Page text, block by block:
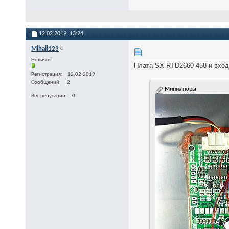
12.02.2019, 13:24
Mihail123
Новичок
Регистрация
12.02.2019
Сообщений
2
Вес репутации 0
Плата SX-RTD2660-458 и
Миниатюры